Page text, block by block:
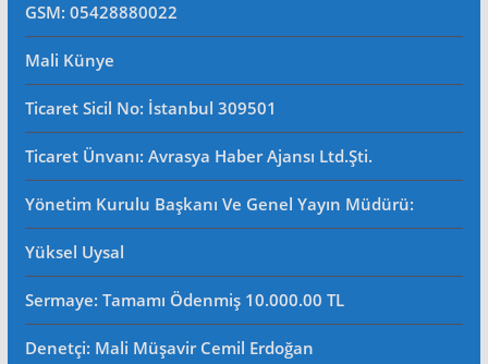
GSM: 05428880022
Mali Künye
Ticaret Sicil No: İstanbul 309501
Ticaret Ünvanı: Avrasya Haber Ajansı Ltd.Şti.
Yönetim Kurulu Başkanı Ve Genel Yayın Müdürü:
Yüksel Uysal
Sermaye: Tamamı Ödenmiş 10.000.00 TL
Denetçi: Mali Müşavir Cemil Erdoğan